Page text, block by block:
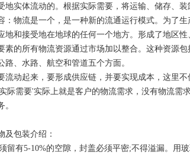
地实体流动的。根据实际需要，将运输、储存、
：物流是一个，是一种新的流通运行模式。为了
地和接受地在地球的任何一个地方。形成了地区
素的所有物流资源通过市场加以整合。这种资源
、水路、航空和管道五个方面。
流动起来，要形成供应链，并要实现成本，这里不
际需要'实际上就是客户的物流需求，没有物流需
及包装介绍：
留有5-10%的空隙，封盖必须平密;不得溢漏。用